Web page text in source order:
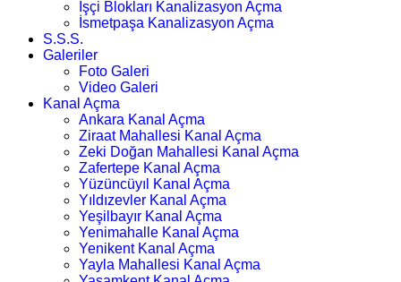
İşçi Blokları Kanalizasyon Açma
İsmetpaşa Kanalizasyon Açma
S.S.S.
Galeriler
Foto Galeri
Video Galeri
Kanal Açma
Ankara Kanal Açma
Ziraat Mahallesi Kanal Açma
Zeki Doğan Mahallesi Kanal Açma
Zafertepe Kanal Açma
Yüzüncüyıl Kanal Açma
Yıldızevler Kanal Açma
Yeşilbayır Kanal Açma
Yenimahalle Kanal Açma
Yenikent Kanal Açma
Yayla Mahallesi Kanal Açma